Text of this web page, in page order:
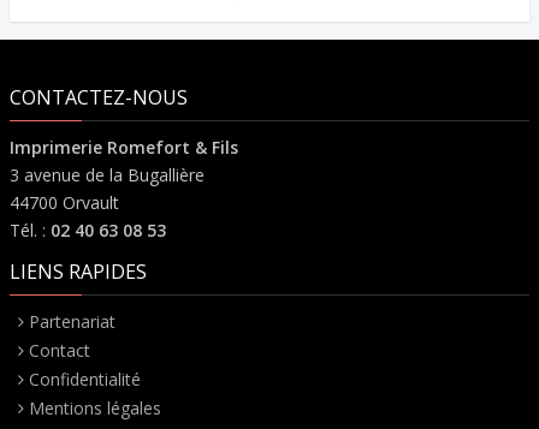
CONTACTEZ-NOUS
Imprimerie Romefort & Fils
3 avenue de la Bugallière
44700 Orvault
Tél. : 02 40 63 08 53
LIENS RAPIDES
Partenariat
Contact
Confidentialité
Mentions légales